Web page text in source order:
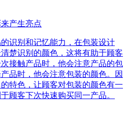
产生亮点
识别和记忆能力，在包装设计
楚识别的颜色，这将有助于顾客
接触产品时，他会注意产品的包
品时，他会注意包装的颜色。因
特色，让顾客对包装的颜色有一
顾客下次快速购买同一产品。